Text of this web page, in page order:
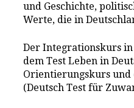
und Geschichte,
Werte, die in
Der Integrationskurs
dem Test Leben in
Orientierungskurs und
(Deutsch Test für